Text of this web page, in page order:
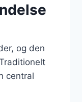
og den
central